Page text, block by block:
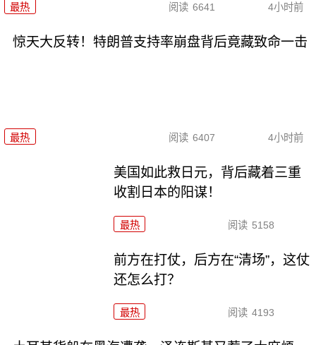
最热 阅读 6641 4小时前
惊天大反转！特朗普支持率崩盘背后竟藏致命一击
最热 阅读 6407 4小时前
美国如此救日元，背后藏着三重
收割日本的阳谋！
最热 阅读 5158
前方在打仗，后方在“清场”，这仗
还怎么打？
最热 阅读 4193